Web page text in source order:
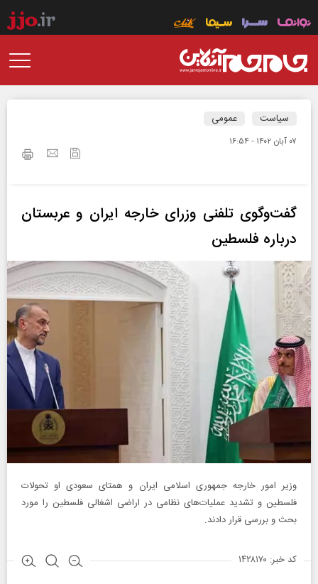
سیاست عمومی
۰۷ آبان ۱۴۰۲ - ۱۶:۵۴
گفت‌وگوی تلفنی وزرای خارجه ایران و عربستان
درباره فلسطین
وزیر امور خارجه جمهوری اسلامی ایران و همتای سعودی او تحولات
فلسطین و تشدید عملیات‌های نظامی در اراضی اشغالی فلسطین را مورد
بحث و بررسی قرار دادند.
کد خبر: ۱۴۲۸۱۷۰